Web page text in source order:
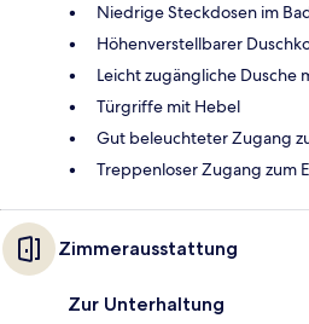
Niedrige Steckdosen im
Höhenverstellbarer
Leicht zugängliche Dusche
Türgriffe mit Hebel
Gut beleuchteter Zugang
Treppenloser Zugang zum
Zimmerausstattung
Zur Unterhaltung